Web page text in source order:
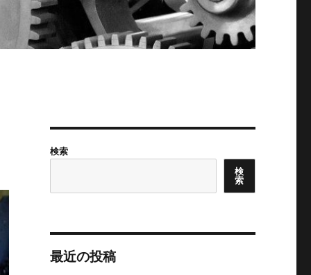
検索
検
索
最近の投稿